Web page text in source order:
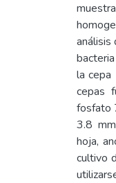
análisis
la cepa
cepas
fosfato
3.8
hoja,
cultivo